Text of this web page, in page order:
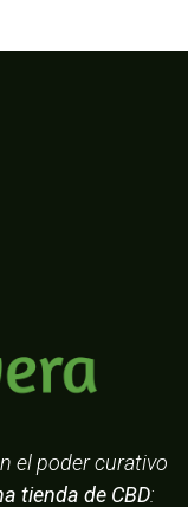
el poder curativo
tienda de CBD: